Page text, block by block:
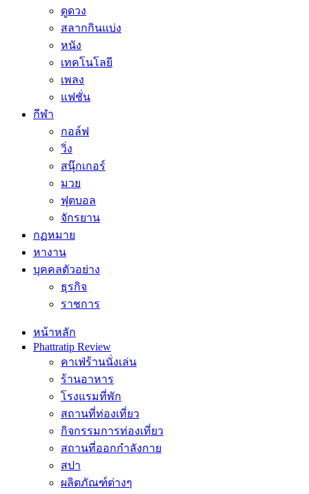
ดูดวง
สลากกินแบ่ง
หนัง
เทคโนโลยี
เพลง
แฟชั่น
กีฬา
กอล์ฟ
วิ่ง
สนุ๊กเกอร์
มวย
ฟุตบอล
จักรยาน
กฏหมาย
หางาน
บุคคลตัวอย่าง
ธุรกิจ
ราชการ
หน้าหลัก
Phattratip Review
คาเฟ่ร้านนั่งเล่น
ร้านอาหาร
โรงแรมที่พัก
สถานที่ท่องเที่ยว
กิจกรรมการท่องเที่ยว
สถานที่ออกกำลังกาย
สปา
ผลิตภัณฑ์ต่างๆ